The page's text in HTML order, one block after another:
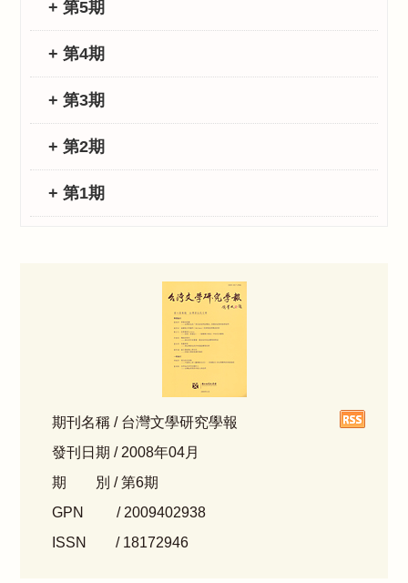
期刊名稱 / 台灣文學研究學報
發刊日期 / 2008年04月
期 別 / 第6期
GPN / 2009402938
ISSN / 18172946
+ 第5期
+ 第4期
+ 第3期
+ 第2期
+ 第1期